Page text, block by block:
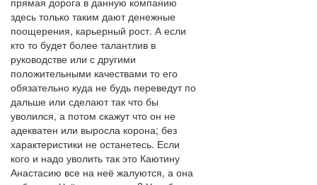
здесь только таким дают денежные
поощерения, карьерный рост. А если
кто то будет более талантлив в
руководстве или с другими
положительными качествами то его
обязательно куда не будь переведут по
дальше или сделают так что бы
уволился, а потом скажут что он не
адекватен или выросла корона; без
характеристики не останетесь. Если
кого и надо уволить так это Каютину
Анастасию все на неё жалуются, а она